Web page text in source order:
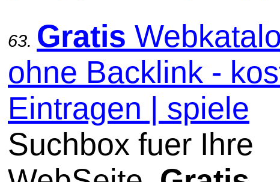
63. Gratis
ohne Backlink -
Eintragen | spiele
Suchbox fuer Ihre